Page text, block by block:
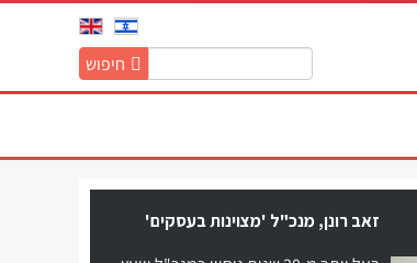
באתר:
חיפוש
זאב רונן, מנכ"ל 'מצוינות בעסקים'